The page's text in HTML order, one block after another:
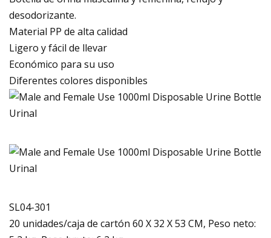
desodorizante.
Material PP de alta calidad
Ligero y fácil de llevar
Económico para su uso
Diferentes colores disponibles
SL04-301
20 unidades/caja de cartón 60 X 32 X 53 CM, Peso neto: